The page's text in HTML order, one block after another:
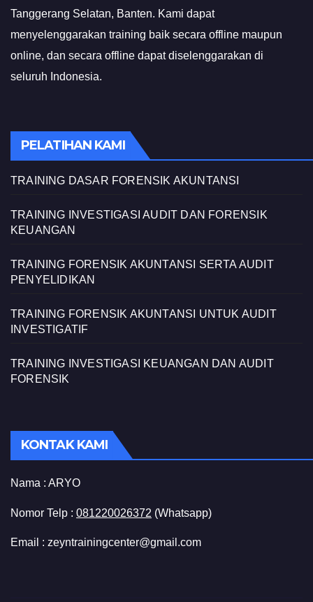
Tanggerang Selatan, Banten. Kami dapat
menyelenggarakan training baik secara offline maupun
online, dan secara offline dapat diselenggarakan di
seluruh Indonesia.
PELATIHAN KAMI
TRAINING DASAR FORENSIK AKUNTANSI
TRAINING INVESTIGASI AUDIT DAN FORENSIK
KEUANGAN
TRAINING FORENSIK AKUNTANSI SERTA AUDIT
PENYELIDIKAN
TRAINING FORENSIK AKUNTANSI UNTUK AUDIT
INVESTIGATIF
TRAINING INVESTIGASI KEUANGAN DAN AUDIT
FORENSIK
KONTAK KAMI
Nama : ARYO
Nomor Telp : 081220026372 (Whatsapp)
Email : zeyntrainingcenter@gmail.com